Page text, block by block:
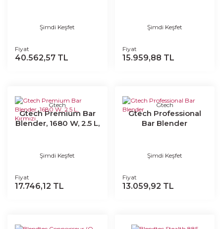
Şimdi Keşfet
Fiyat
40.562,57 TL
Şimdi Keşfet
Fiyat
15.959,88 TL
Gtech
Gtech Premium Bar
Blender, 1680 W, 2.5 L,
Şimdi Keşfet
Fiyat
17.746,12 TL
Gtech
Gtech Professional
Bar Blender
Şimdi Keşfet
Fiyat
13.059,92 TL